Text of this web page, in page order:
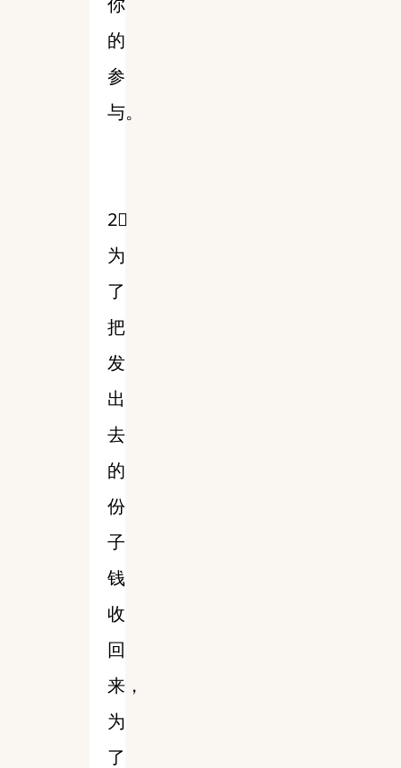
你
的
参
与。
2⃣️
为
了
把
发
出
去
的
份
子
钱
收
回
来，
为
了